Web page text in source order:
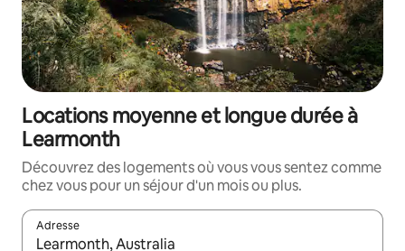
Locations moyenne et longue durée à
Learmonth
Découvrez des logements où vous vous sentez comme
chez vous pour un séjour d'un mois ou plus.
Adresse
Lorsque les résultats s'affichent, utilisez les flèches vers le